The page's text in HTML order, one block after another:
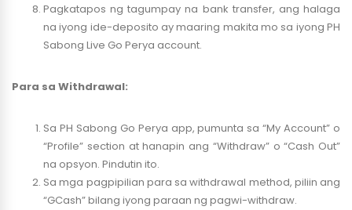
Pagkatapos ng tagumpay na bank transfer, ang halaga
na iyong ide-deposito ay maaring makita mo sa iyong PH
Sabong Live Go Perya account.
Para sa Withdrawal:
Sa PH Sabong Go Perya app, pumunta sa “My Account” o
“Profile” section at hanapin ang “Withdraw” o “Cash Out”
na opsyon. Pindutin ito.
Sa mga pagpipilian para sa withdrawal method, piliin ang
“GCash” bilang iyong paraan ng pagwi-withdraw.